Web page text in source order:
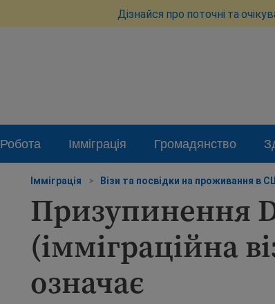
Дізнайся про поточні та
Робота Імміграція Громадянство
Імміграція > Візи та посвідки на проживання в
Призупинення
(імміграційна
означає